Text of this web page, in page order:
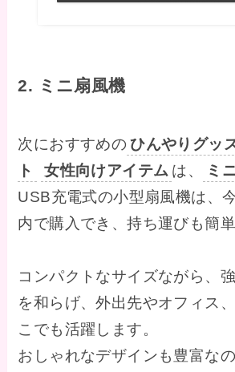
2. ミニ扇風機
次におすすめの ひんやりグッ
ト
女性向けアイテム は、 ミ
USB充電式の小型扇風機は、
内で購入でき、持ち運びも簡単
コンパクトなサイズながら、
を和らげ、外出先やオフィス
こでも活躍します。
おしゃれなデザインも豊富な